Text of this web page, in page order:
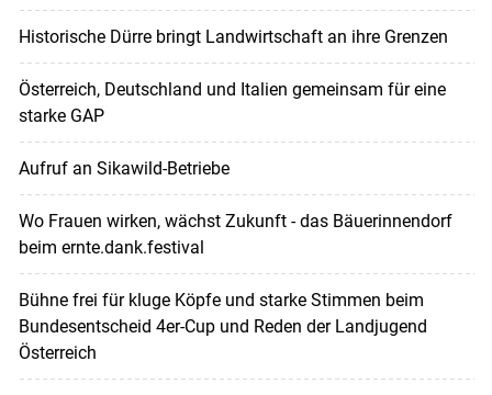
Historische Dürre bringt Landwirtschaft an ihre Grenzen
Österreich, Deutschland und Italien gemeinsam für eine
starke GAP
Aufruf an Sikawild-Betriebe
Wo Frauen wirken, wächst Zukunft - das Bäuerinnendorf
beim ernte.dank.festival
Bühne frei für kluge Köpfe und starke Stimmen beim
Bundesentscheid 4er-Cup und Reden der Landjugend
Österreich